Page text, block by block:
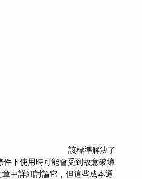
該標準解決了
下使用時可能會受到故意破壞
中詳細討論它，但這些成本通